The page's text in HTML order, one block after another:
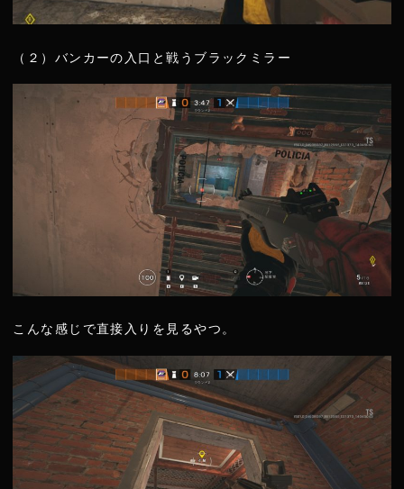
（２）バンカーの入口と戦うブラックミラー
こんな感じで直接入りを見るやつ。